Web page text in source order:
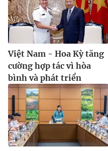
Việt Nam - Hoa Kỳ tăng
cường hợp tác vì hòa
bình và phát triển